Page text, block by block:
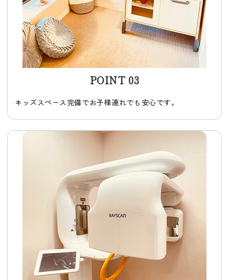
POINT 03
キッズスペース完備でお子様連れでも安心です。